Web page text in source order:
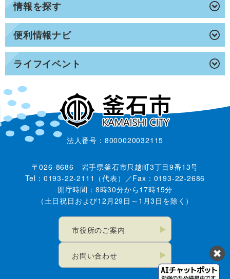
情報を探す
便利情報ナビ
ライフイベント
法人番号：8000020032115
〒026-8686 岩手県釜石市只越町3丁目9番13号
Tel：0193-22-2111（代表）／Fax：0193-22-2686
開庁時間：8時30分から17時15分
（土日祝日および12月29日～1月3日を除く）
市役所のご案内
お問い合わせ